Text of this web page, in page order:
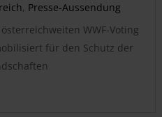
, Presse-Aussendung
WWF-Voting
für den Schutz der